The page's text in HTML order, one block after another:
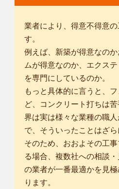
業者により、得意不得意
す。
例えば、新築が得意なの
ムが得意なのか、エクス
を専門にしているのか。
もっと具体的に言うと、
ど、コンクリート打ちは
界は実は様々な業種の職
で、そういったことはざら
そのため、おおよその工
る場合、複数社への相談
の業者が一番最適かを見
ります。